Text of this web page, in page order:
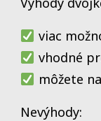
viac
vhodné
môžete
Nevýhody: